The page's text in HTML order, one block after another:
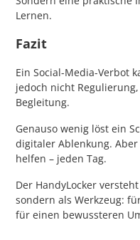
Lernen.
Fazit
Ein Social-Media-Verbot
jedoch nicht
Begleitung.
Genauso wenig löst ein
digitaler Ablenkung.
helfen – jeden Tag.
Der HandyLocker
sondern als Werkzeug:
für einen bewussteren